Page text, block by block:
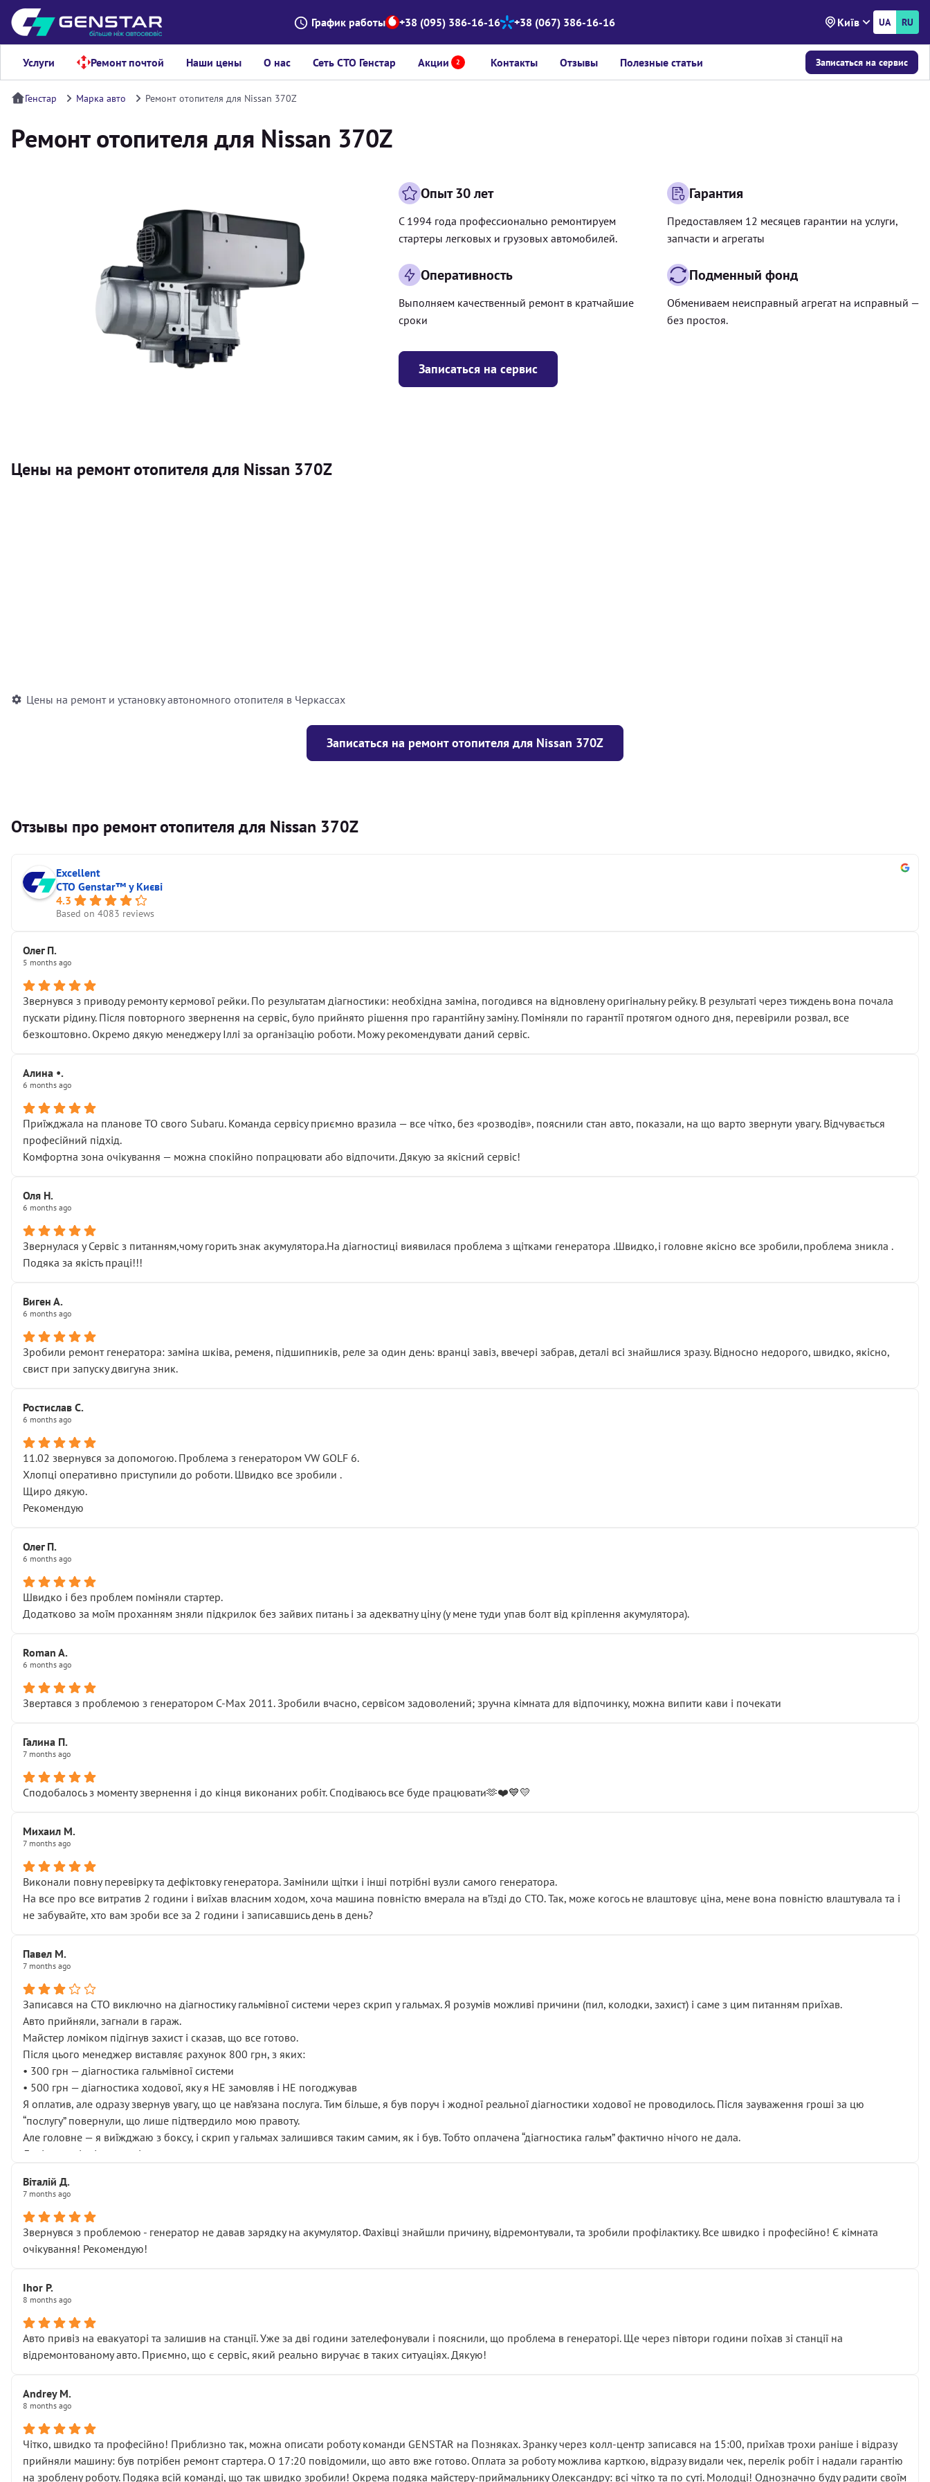
График работы +38 (095) 386-16-16 +38 (067) 386-16-16 Київ UA RU
Услуги Ремонт почтой Наши цены О нас Сеть СТО Генстар Акции 2 Контакты Отзывы Полезные статьи Записаться на сервис
Генстар Марка авто Ремонт отопителя для Nissan 370Z
Ремонт отопителя для Nissan 370Z
Записаться на сервис
Опыт 30 лет
С 1994 года профессионально ремонтируем
стартеры легковых и грузовых автомобилей.
Гарантия
Предоставляем 12 месяцев гарантии на услуги,
запчасти и агрегаты
Оперативность
Выполняем качественный ремонт в кратчайшие
сроки
Подменный фонд
Обмениваем неисправный агрегат на исправный —
без простоя.
Цены на ремонт отопителя для Nissan 370Z
Цены на ремонт и установку автономного отопителя в Черкассах
Записаться на ремонт отопителя для Nissan 370Z
Отзывы про ремонт отопителя для Nissan 370Z
Excellent
СТО Genstar™ у Києві
4.3
Based on 4083 reviews
Олег П.
5 months ago
Звернувся з приводу ремонту кермової рейки. По результатам діагностики: необхідна заміна, погодився на відновлену оригінальну рейку. В результаті через тиждень вона почала
пускати рідину. Після повторного звернення на сервіс, було прийнято рішення про гарантійну заміну. Поміняли по гарантії протягом одного дня, перевірили розвал, все
безкоштовно. Окремо дякую менеджеру Іллі за організацію роботи. Можу рекомендувати даний сервіс.
Алина •.
6 months ago
Приїжджала на планове ТО свого Subaru. Команда сервісу приємно вразила — все чітко, без «розводів», пояснили стан авто, показали, на що варто звернути увагу. Відчувається
професійний підхід.
Комфортна зона очікування — можна спокійно попрацювати або відпочити. Дякую за якісний сервіс!
Оля Н.
6 months ago
Звернулася у Сервіс з питанням,чому горить знак акумулятора.На діагностиці виявилася проблема з щітками генератора .Швидко,і головне якісно все зробили,проблема зникла .
Подяка за якість праці!!!
Виген А.
6 months ago
Зробили ремонт генератора: заміна шківа, ременя, підшипників, реле за один день: вранці завіз, ввечері забрав, деталі всі знайшлися зразу. Відносно недорого, швидко, якісно,
свист при запуску двигуна зник.
Ростислав С.
6 months ago
11.02 звернувся за допомогою. Проблема з генератором VW GOLF 6.
Хлопці оперативно приступили до роботи. Швидко все зробили .
Щиро дякую.
Рекомендую
Олег П.
6 months ago
Швидко і без проблем поміняли стартер.
Додатково за моїм проханням зняли підкрилок без зайвих питань і за адекватну ціну (у мене туди упав болт від кріплення акумулятора).
Roman A.
6 months ago
Звертався з проблемою з генератором C-Max 2011. Зробили вчасно, сервісом задоволений; зручна кімната для відпочинку, можна випити кави і почекати
Галина П.
7 months ago
Сподобалось з моменту звернення і до кінця виконаних робіт. Сподіваюсь все буде працювати🫶❤️💙💛
Михаил М.
7 months ago
Виконали повну перевірку та дефіктовку генератора. Замінили щітки і інші потрібні вузли самого генератора.
На все про все витратив 2 години і виїхав власним ходом, хоча машина повністю вмерала на вʼїзді до СТО. Так, може когось не влаштовує ціна, мене вона повністю влаштувала та і
не забувайте, хто вам зроби все за 2 години і записавшись день в день?
Павел М.
7 months ago
Записався на СТО виключно на діагностику гальмівної системи через скрип у гальмах. Я розумів можливі причини (пил, колодки, захист) і саме з цим питанням приїхав.
Авто прийняли, загнали в гараж.
Майстер ломіком підігнув захист і сказав, що все готово.
Після цього менеджер виставляє рахунок 800 грн, з яких:
• 300 грн — діагностика гальмівної системи
• 500 грн — діагностика ходової, яку я НЕ замовляв і НЕ погоджував
Я оплатив, але одразу звернув увагу, що це нав’язана послуга. Тим більше, я був поруч і жодної реальної діагностики ходової не проводилось. Після зауваження гроші за цю
“послугу” повернули, що лише підтвердило мою правоту.
Але головне — я виїжджаю з боксу, і скрип у гальмах залишився таким самим, як і був. Тобто оплачена “діагностика гальм” фактично нічого не дала.
Далі ситуація тільки погіршилась:
• що біля авто стояти вже не можна
( ну все зняли та доробили) дякую!
Окремий момент, який виглядає абсурдно:
мені заявили, що бачок гальмівної рідини потрібно міняти разом із головним гальмівним циліндром у зборі.
Що прикро — це не перший мій візит. Раніше міняв у вас стартер, і тоді сервіс наче справив хороше враження. Але згодом знайшов декілька гайок під лобовим склом. Мені
пояснили, що це “старі гайки, які відкручували”, і попросили не хвилюватися. ( надіюсь новий власник, не застяг в полі))
Але після нинішнього візиту такі дрібниці вже не здаються дрібницями.
Я — клієнт, який працює на довірі, і саме її цей сервіс серйозно підірвав.
Хотілося б більше:
• прозорості в роботах і рахунках
• реальної діагностики, а не формального “подивились і поїхав”
На жаль, складається враження, що сервіс працює не на якість, а “аби швидше і дорожче”. Саме це і псує загальне враження та бажання повертатися.
Стосовно комунікації - все добре
Віталій Д.
7 months ago
Звернувся з проблемою - генератор не давав зарядку на акумулятор. Фахівці знайшли причину, відремонтували, та зробили профілактику. Все швидко і професійно! Є кімната
очікування! Рекомендую!
Ihor P.
8 months ago
Авто привіз на евакуаторі та залишив на станції. Уже за дві години зателефонували і пояснили, що проблема в генераторі. Ще через півтори години поїхав зі станції на
відремонтованому авто. Приємно, що є сервіс, який реально виручає в таких ситуаціях. Дякую!
Andrey M.
8 months ago
Чітко, швидко та професійно! Приблизно так, можна описати роботу команди GENSTAR на Позняках. Зранку через колл-центр записався на 15:00, приїхав трохи раніше і відразу
прийняли машину: був потрібен ремонт стартера. О 17:20 повідомили, що авто вже готово. Оплата за роботу можлива карткою, відразу видали чек, перелік робіт і надали гарантію
на зроблену роботу. Подяка всій команді, що так швидко зробили! Окрема подяка майстеру-приймальнику Олександру: всі чітко та по суті. Молодці! Однозначно буду радити своїм